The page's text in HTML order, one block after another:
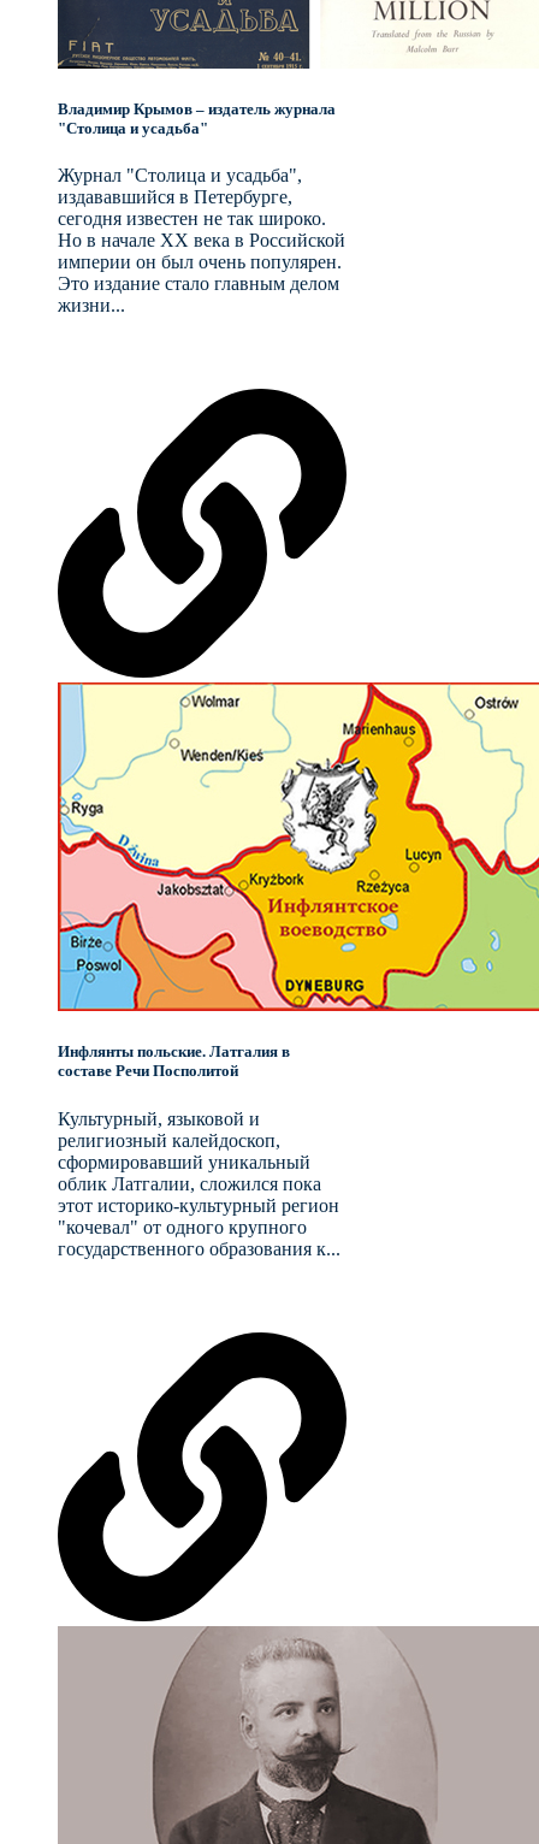
Владимир Крымов – издатель журнала
"Столица и усадьба"
Журнал "Столица и усадьба",
издававшийся в Петербурге,
сегодня известен не так широко.
Но в начале XX века в Российской
империи он был очень популярен.
Это издание стало главным делом
жизни...
Инфлянты польские. Латгалия в
составе Речи Посполитой
Культурный, языковой и
религиозный калейдоскоп,
сформировавший уникальный
облик Латгалии, сложился пока
этот историко-культурный регион
"кочевал" от одного крупного
государственного образования к...